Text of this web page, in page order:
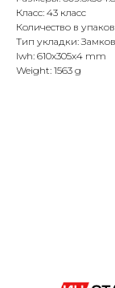
Класс: 43 класс
Количество в
Тип укладки:
lwh: 610x305x4 mm
Weight: 1563 g